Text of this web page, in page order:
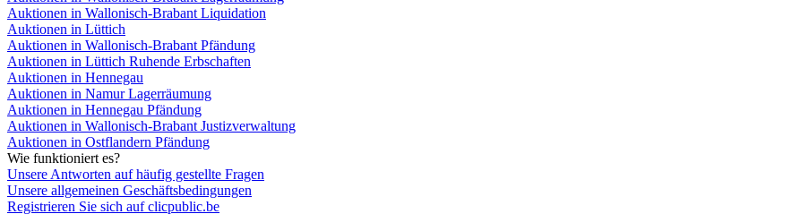
Auktionen in Wallonisch-Brabant Liquidation
Auktionen in Lüttich
Auktionen in Wallonisch-Brabant Pfändung
Auktionen in Lüttich Ruhende Erbschaften
Auktionen in Hennegau
Auktionen in Namur Lagerräumung
Auktionen in Hennegau Pfändung
Auktionen in Wallonisch-Brabant Justizverwaltung
Auktionen in Ostflandern Pfändung
Wie funktioniert es?
Unsere Antworten auf häufig gestellte Fragen
Unsere allgemeinen Geschäftsbedingungen
Registrieren Sie sich auf clicpublic.be